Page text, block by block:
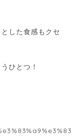
した食感もクセ
ひとつ！